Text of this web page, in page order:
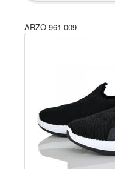
ARZO 961-009